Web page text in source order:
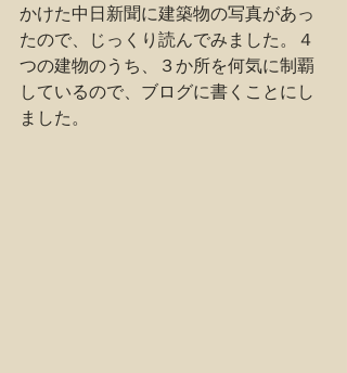
かけた中日新聞に建築物の写真があっ
たので、じっくり読んでみました。４
つの建物のうち、３か所を何気に制覇
しているので、ブログに書くことにし
ました。